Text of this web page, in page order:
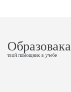
Образовака
твой помощник в учебе